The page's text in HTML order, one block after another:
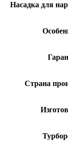
Насадка для
Страна